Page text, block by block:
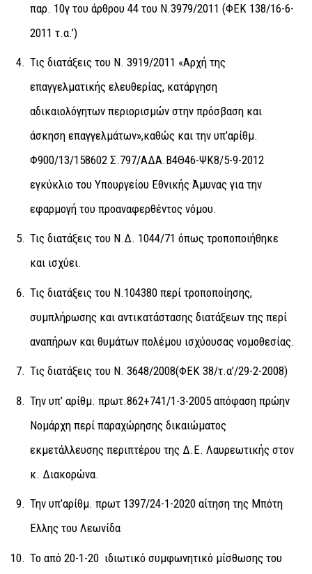
παρ. 10γ του άρθρου 44 του Ν.3979/2011 (ΦΕΚ 138/16-6-
2011 τ.α.’)
Τις διατάξεις του Ν. 3919/2011 «Αρχή της
επαγγελματικής ελευθερίας, κατάργηση
αδικαιολόγητων περιορισμών στην πρόσβαση και
άσκηση επαγγελμάτων»,καθώς και την υπ’αρίθμ.
Φ900/13/158602 Σ.797/ΑΔΑ.Β4Θ46-ΨΚ8/5-9-2012
εγκύκλιο του Υπουργείου Εθνικής Άμυνας για την
εφαρμογή του προαναφερθέντος νόμου.
Τις διατάξεις του Ν.Δ. 1044/71 όπως τροποποιήθηκε
και ισχύει.
Τις διατάξεις του Ν.104380 περί τροποποίησης,
συμπλήρωσης και αντικατάστασης διατάξεων της περί
αναπήρων και θυμάτων πολέμου ισχύουσας νομοθεσίας.
Τις διατάξεις του Ν. 3648/2008(ΦΕΚ 38/τ.α’/29-2-2008)
Την υπ’ αρίθμ. πρωτ.862+741/1-3-2005 απόφαση πρώην
Νομάρχη περί παραχώρησης δικαιώματος
εκμετάλλευσης περιπτέρου της Δ.Ε. Λαυρεωτικής στον
κ. Διακορώνα.
Την υπ’αρίθμ. πρωτ 1397/24-1-2020 αίτηση της Μπότη
Ελλης του Λεωνίδα
Το από 20-1-20 ιδιωτικό συμφωνητικό μίσθωσης του